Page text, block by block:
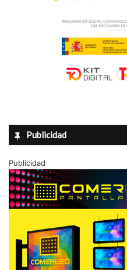
Publicidad
Publicidad